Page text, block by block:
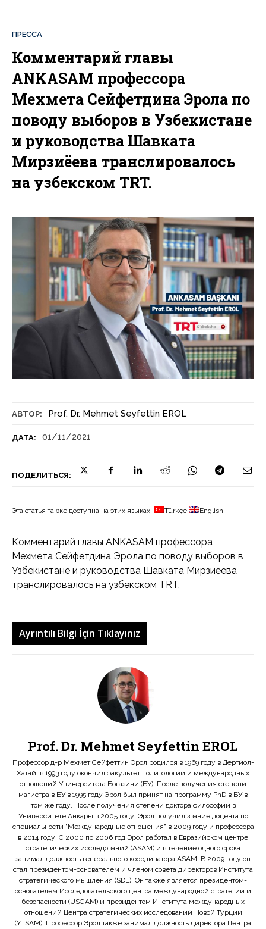
АВТОР: Prof. Dr. Mehmet Seyfettin EROL
ДАТА: 01/11/2021
ПОДЕЛИТЬСЯ:
ПРЕССА
Комментарий главы
ANKASAM профессора
Мехмета Сейфетдина Эрола по
поводу выборов в Узбекистане
и руководства Шавката
Мирзиёева транслировалось
на узбекском TRT.
Эта статья также доступна на этих языках: Türkçe English
Комментарий главы ANKASAM профессора
Мехмета Сейфетдина Эрола по поводу выборов в
Узбекистане и руководства Шавката Мирзиёева
транслировалось на узбекском TRT.
Ayrıntılı Bilgi İçin Tıklayınız
Prof. Dr. Mehmet Seyfettin EROL
Профессор д-р Мехмет Сейфеттин Эрол родился в 1969 году в Дёртйол-
Хатай, в 1993 году окончил факультет политологии и международных
отношений Университета Богазичи (БУ). После получения степени
магистра в БУ в 1995 году Эрол был принят на программу PhD в БУ в
том же году. После получения степени доктора философии в
Университете Анкары в 2005 году, Эрол получил звание доцента по
специальности "Международные отношения" в 2009 году и профессора
в 2014 году. С 2000 по 2006 год Эрол работал в Евразийском центре
стратегических исследований (ASAM) и в течение одного срока
занимал должность генерального координатора ASAM. В 2009 году он
стал президентом-основателем и членом совета директоров Института
стратегического мышления (SDE). Он также является президентом-
основателем Исследовательского центра международной стратегии и
безопасности (USGAM) и президентом Института международных
отношений Центра стратегических исследований Новой Турции
(YTSAM). Профессор Эрол также занимал должность директора Центра